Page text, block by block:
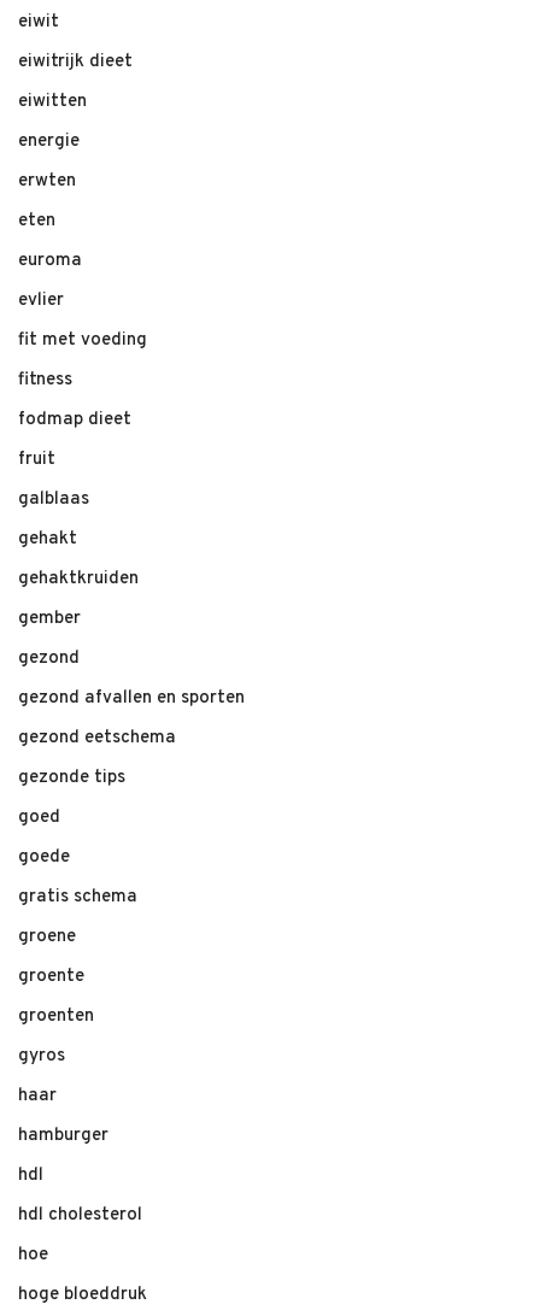
eiwit
eiwitrijk dieet
eiwitten
energie
erwten
eten
euroma
evlier
fit met voeding
fitness
fodmap dieet
fruit
galblaas
gehakt
gehaktkruiden
gember
gezond
gezond afvallen en sporten
gezond eetschema
gezonde tips
goed
goede
gratis schema
groene
groente
groenten
gyros
haar
hamburger
hdl
hdl cholesterol
hoe
hoge bloeddruk